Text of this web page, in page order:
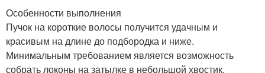
Особенности выполнения
Пучок на короткие волосы получится удачным и
красивым на длине до подбородка и ниже.
Минимальным требованием является возможность
собрать локоны на затылке в небольшой хвостик.